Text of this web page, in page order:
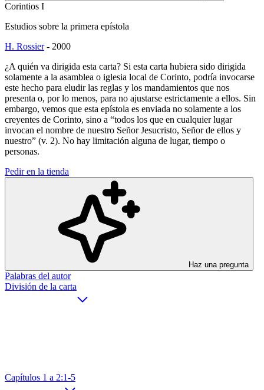
Corintios I
Estudios sobre la primera epístola
H. Rossier- 2000
¿A quién va dirigida esta carta? Si esta carta hubiera sido dirigida
solamente a la asamblea o iglesia local de Corinto, podría invocarse
este hecho para eludir las reglas y los mandamientos que nos
presenta o, por lo menos, para no ajustarse estrictamente a ellos. Sin
embargo, vemos que esta epístola es enviada no solamente a los
creyentes de Corinto, sino a “todos los que en cualquier lugar
invocan el nombre de nuestro Señor Jesucristo, Señor de ellos y
nuestro” (v. 2). No hay limitación alguna de lugar, tiempo o
personas.
Pedir en la tienda
Haz una pregunta
Palabras del autor
División de la carta
Capítulos 1 a 2:1-5